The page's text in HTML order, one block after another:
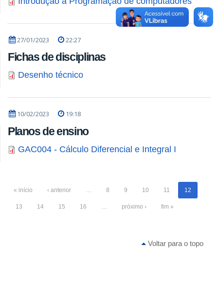
27/01/2023 22:27
Fichas de disciplinas
Desenho técnico
10/02/2023 19:18
Planos de ensino
GAC004 - Cálculo Diferencial e Integral I
« início ‹ anterior 8 9 10 11 12
13 14 15 16 próximo › fim »
Voltar para o topo